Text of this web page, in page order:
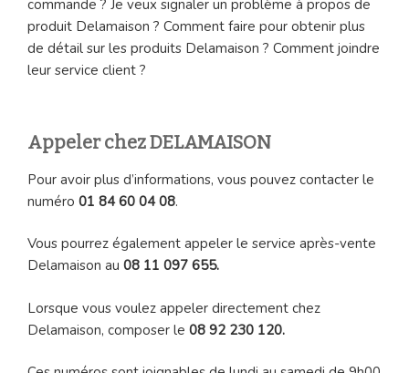
commande ? Je veux signaler un problème à propos de
produit Delamaison ? Comment faire pour obtenir plus
de détail sur les produits Delamaison ? Comment joindre
leur service client ?
Appeler chez DELAMAISON
Pour avoir plus d’informations, vous pouvez contacter le
numéro 01 84 60 04 08.
Vous pourrez également appeler le service après-vente
Delamaison au 08 11 097 655.
Lorsque vous voulez appeler directement chez
Delamaison, composer le 08 92 230 120.